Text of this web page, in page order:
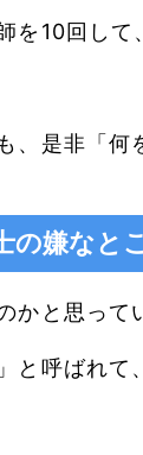
を10回して
、是非「何
の嫌なと
かと思って
と呼ばれて